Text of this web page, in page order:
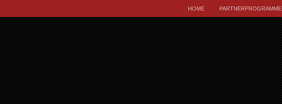
HOME PARTNERPROGRAMME